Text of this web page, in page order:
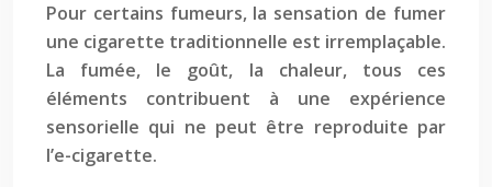
Pour certains fumeurs, la sensation de fumer
une cigarette traditionnelle est irremplaçable.
La fumée, le goût, la chaleur, tous ces
éléments contribuent à une expérience
sensorielle qui ne peut être reproduite par
l’e-cigarette.